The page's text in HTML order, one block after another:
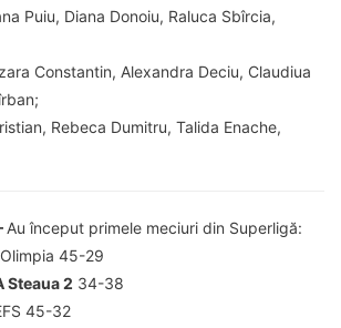
Puiu, Diana Donoiu, Raluca Sbîrcia,
Constantin, Alexandra Deciu, Claudiua
Rebeca Dumitru, Talida Enache,
Au început primele meciuri din Superligă:
45-29
Steaua 2 34-38
45-32